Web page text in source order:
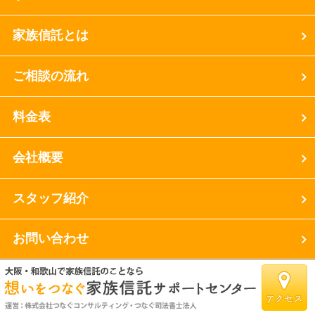
家族信託とは
ご相談の流れ
料金表
会社概要
スタッフ紹介
お問い合わせ